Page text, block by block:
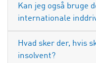
Kan jeg også bruge
internationale
Hvad sker der, hvis
insolvent?